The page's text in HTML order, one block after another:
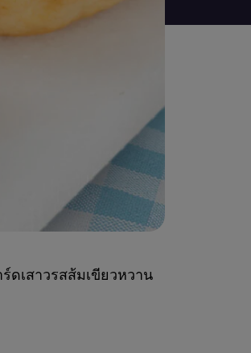
ดเสาวรสส้มเขียวหวาน